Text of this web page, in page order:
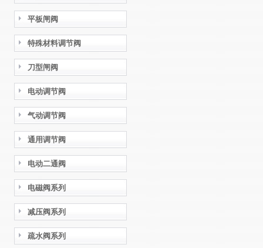
平板闸阀
特殊材料调节阀
刀型闸阀
电动调节阀
气动调节阀
通用调节阀
电动二通阀
电磁阀系列
减压阀系列
疏水阀系列